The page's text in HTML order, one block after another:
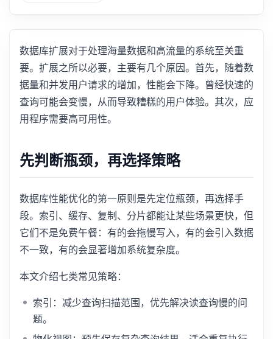
数据库扩展对于处理海量数据和高流量的系统至关重
要。扩展之所以必要，主要有几个原因。首先，随着数
据量和并发用户请求的增加，性能会下降。曾经快速的
查询可能会变慢，从而导致糟糕的用户体验。其次，应
用程序需要高可用性。
先判断瓶颈，再选择策略
数据库性能优化的第一原则是先定位瓶颈，再选择手
段。索引、缓存、复制、分片都能让某些场景更快，但
它们不是免费午餐：有的会拖慢写入，有的会引入数据
不一致，有的会显著增加系统复杂度。
本文介绍七类常见策略：
索引：减少查询扫描范围，优先解决读查询慢的问
题。